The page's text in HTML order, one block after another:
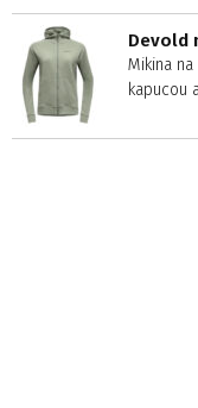
Devold
Mikina
kapucou